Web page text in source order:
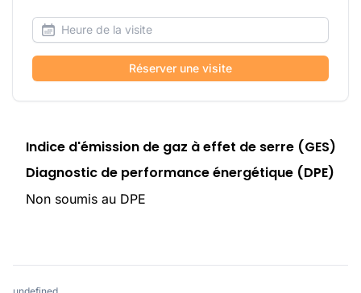
Réserver une visite
Indice d'émission de gaz à effet de serre (GES)
Diagnostic de performance énergétique (DPE)
Non soumis au DPE